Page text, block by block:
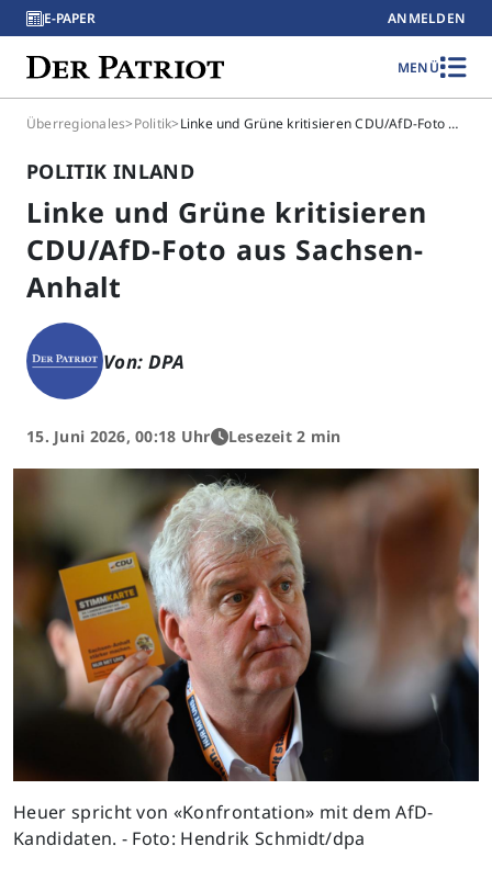
E-PAPER ANMELDEN
MENÜ
Überregionales>Politik> Linke und Grüne kritisieren CDU/AfD-Foto aus Sachsen-Anhalt
POLITIK INLAND
Linke und Grüne kritisieren
CDU/AfD-Foto aus Sachsen-
Anhalt
Von: DPA
15. Juni 2026, 00:18 Uhr Lesezeit 2 min
Heuer spricht von «Konfrontation» mit dem AfD-
Kandidaten. - Foto: Hendrik Schmidt/dpa